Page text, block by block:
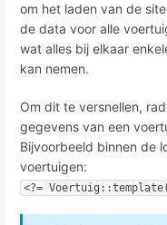
om het laden van de
de data voor alle
wat alles bij elkaar
kan nemen.
Om dit te versnellen,
gegevens van een
Bijvoorbeeld binnen de
voertuigen:
<?=